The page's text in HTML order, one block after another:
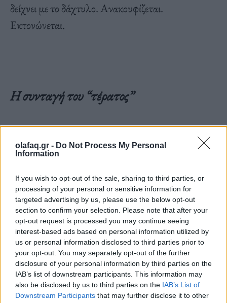
olafaq.gr - Do Not Process My Personal
Information
If you wish to opt-out of the sale, sharing to third parties, or
processing of your personal or sensitive information for
targeted advertising by us, please use the below opt-out
section to confirm your selection. Please note that after your
opt-out request is processed you may continue seeing
interest-based ads based on personal information utilized by
us or personal information disclosed to third parties prior to
your opt-out. You may separately opt-out of the further
disclosure of your personal information by third parties on the
IAB’s list of downstream participants. This information may
also be disclosed by us to third parties on the IAB’s List of
Downstream Participants that may further disclose it to other
δείχνει με το δάχτυλο. Ανακουφίζεται.
Εκτονώνεται.
Η συνταγή του “τέρατος”
Η Ελλάδα είναι μία χώρα που δεν έχει ξαναζήσει
τέτοια εγκλήματα. Είχαμε βέβαια στα 90s μια
έξαρση από ειδεχθή εγκλήματα άνευ προηγουμένου
(π.χ.: σατανιστές Παλλήνης, η φόνισσα με τα
τηγανόψωμα κ.α.) που έδωσαν τροφή στα κανάλια
για πολύωρα ρεπορτάζ και στον Πάνο
Κοκκινόπουλο υλικό για επεισόδια “10ης
Εντολής”, αλλά τέτοια “φρίκη” και ειδικά τόσους
μήνες φρίκης live δεν είχαμε ξαναδεί. Κάθε “τέρας”
ωστόσο, που διαπράττει τόσο ειδεχθή εγκλήματα,